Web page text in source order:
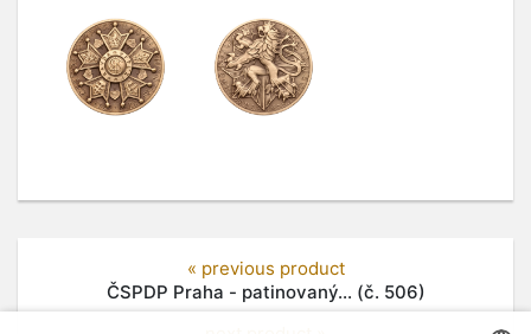
« previous product
ČSPDP Praha - patinovaný... (č. 506)